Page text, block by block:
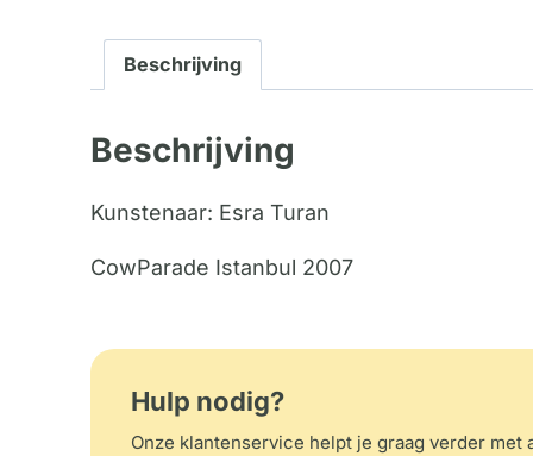
Beschrijving
Beschrijving
Kunstenaar: Esra Turan
CowParade Istanbul 2007
Hulp nodig?
Onze klantenservice helpt je graag verder met